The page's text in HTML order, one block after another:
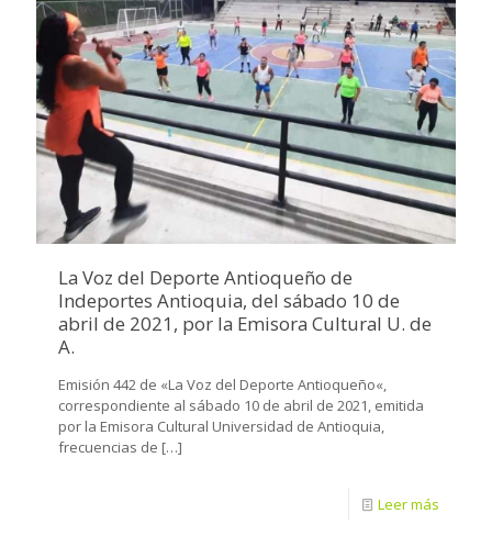
La Voz del Deporte Antioqueño de
Indeportes Antioquia, del sábado 10 de
abril de 2021, por la Emisora Cultural U. de
A.
Emisión 442 de «La Voz del Deporte Antioqueño«,
correspondiente al sábado 10 de abril de 2021, emitida
por la Emisora Cultural Universidad de Antioquia,
frecuencias de […]
Leer más